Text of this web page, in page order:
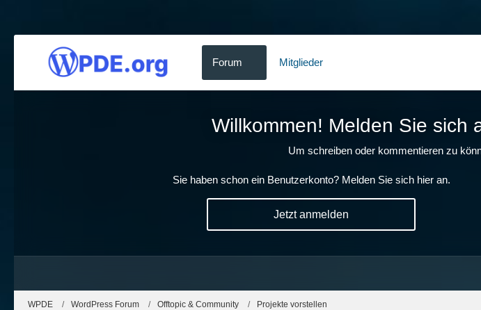
Forum Mitglieder
Willkommen! Melden Sie sich
Um schreiben oder kommentieren zu
Sie haben schon ein Benutzerkonto? Melden Sie sich hier an.
Jetzt anmelden
WPDE WordPress Forum Offtopic & Community Projekte vorstellen